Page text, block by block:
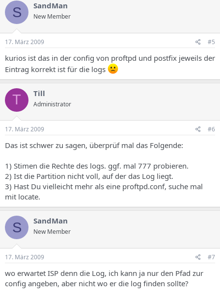
S SandMan
New Member
17. März 2009 #5
kurios ist das in der config von proftpd und postfix jeweils der
Eintrag korrekt ist für die logs
T Till
Administrator
17. März 2009 #6
Das ist schwer zu sagen, überprüf mal das Folgende:
1) Stimen die Rechte des logs. ggf. mal 777 probieren.
2) Ist die Partition nicht voll, auf der das Log liegt.
3) Hast Du vielleicht mehr als eine proftpd.conf, suche mal
mit locate.
S SandMan
New Member
17. März 2009 #7
wo erwartet ISP denn die Log, ich kann ja nur den Pfad zur
config angeben, aber nicht wo er die log finden sollte?